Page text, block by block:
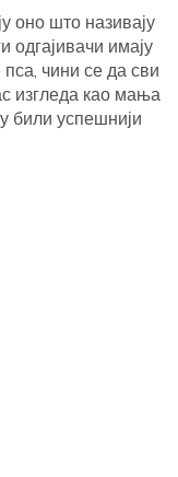
оно што називају
одгајивачи имају
пса, чини се да сви
изгледа као мања
били успешнији